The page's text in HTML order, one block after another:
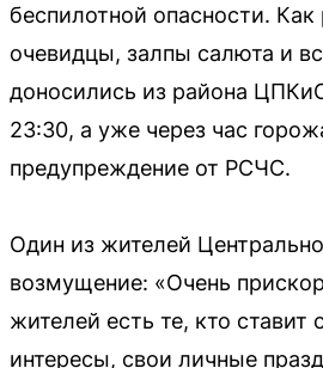
беспилотной опасности. Как
очевидцы, залпы салюта и
доносились из района
23:30, а уже через час
предупреждение от РСЧС.
Один из жителей
возмущение: «Очень
жителей есть те, кто ставит
интересы, свои личные